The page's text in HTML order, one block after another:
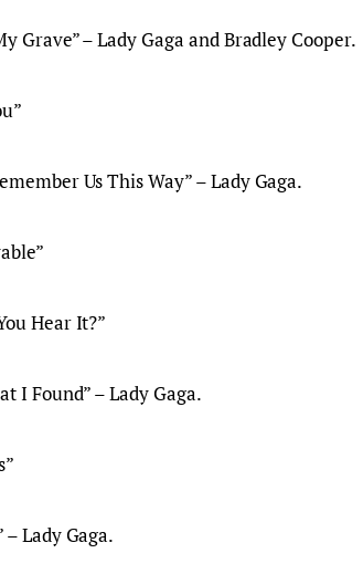
Grave” – Lady Gaga and Bradley Cooper.
Us This Way” – Lady Gaga.
Hear It?”
I Found” – Lady Gaga.
– Lady Gaga.